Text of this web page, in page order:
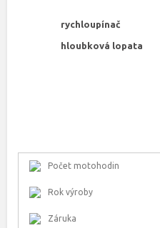
rychloupínač
hloubková lopata
Počet motohodin
Rok výroby
Záruka